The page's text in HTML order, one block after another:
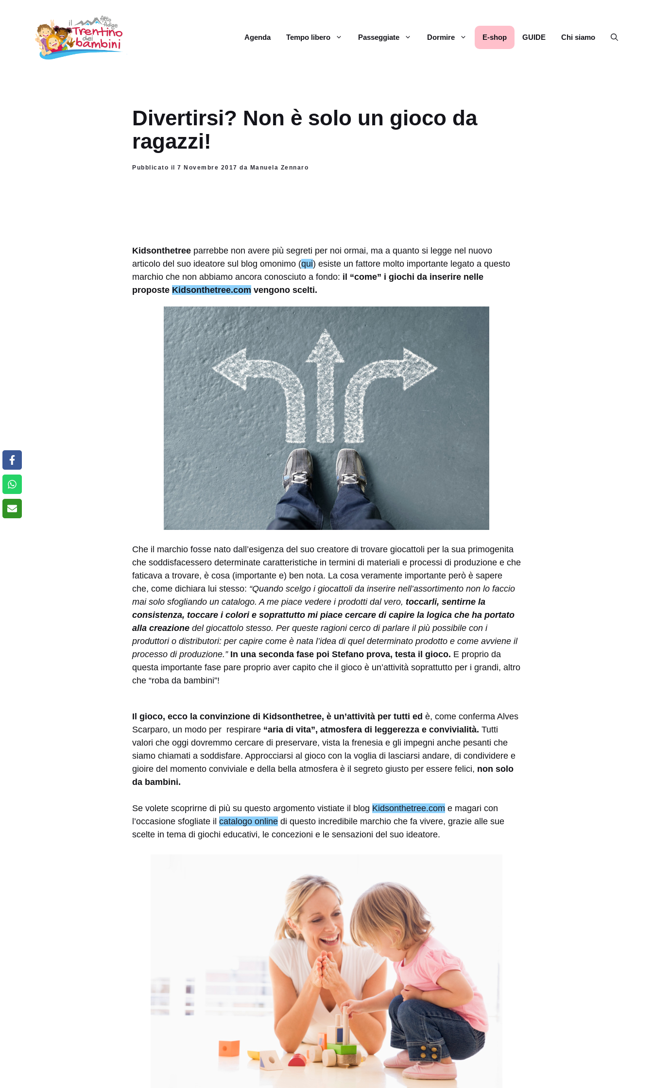
contenuto
Agenda Tempo libero Passeggiate Dormire E-shop GUIDE Chi siamo
Divertirsi? Non è solo un gioco da
ragazzi!
Pubblicato il 7 Novembre 2017 da Manuela Zennaro
Kidsonthetree parrebbe non avere più segreti per noi ormai, ma a quanto si legge nel nuovo
articolo del suo ideatore sul blog omonimo (qui) esiste un fattore molto importante legato a questo
marchio che non abbiamo ancora conosciuto a fondo: il “come” i giochi da inserire nelle
proposte Kidsonthetree.com vengono scelti.
Che il marchio fosse nato dall’esigenza del suo creatore di trovare giocattoli per la sua primogenita
che soddisfacessero determinate caratteristiche in termini di materiali e processi di produzione e che
faticava a trovare, è cosa (importante e) ben nota. La cosa veramente importante però è sapere
che, come dichiara lui stesso: “Quando scelgo i giocattoli da inserire nell’assortimento non lo faccio
mai solo sfogliando un catalogo. A me piace vedere i prodotti dal vero, toccarli, sentirne la
consistenza, toccare i colori e soprattutto mi piace cercare di capire la logica che ha portato
alla creazione del giocattolo stesso. Per queste ragioni cerco di parlare il più possibile con i
produttori o distributori: per capire come è nata l’idea di quel determinato prodotto e come avviene il
processo di produzione.” In una seconda fase poi Stefano prova, testa il gioco. E proprio da
questa importante fase pare proprio aver capito che il gioco è un’attività soprattutto per i grandi, altro
che “roba da bambini”!
Il gioco, ecco la convinzione di Kidsonthetree, è un’attività per tutti ed è, come conferma Alves
Scarparo, un modo per respirare “aria di vita”, atmosfera di leggerezza e convivialità. Tutti
valori che oggi dovremmo cercare di preservare, vista la frenesia e gli impegni anche pesanti che
siamo chiamati a soddisfare. Approcciarsi al gioco con la voglia di lasciarsi andare, di condividere e
gioire del momento conviviale e della bella atmosfera è il segreto giusto per essere felici, non solo
da bambini.
Se volete scoprirne di più su questo argomento vistiate il blog Kidsonthetree.com e magari con
l’occasione sfogliate il catalogo online di questo incredibile marchio che fa vivere, grazie alle sue
scelte in tema di giochi educativi, le concezioni e le sensazioni del suo ideatore.